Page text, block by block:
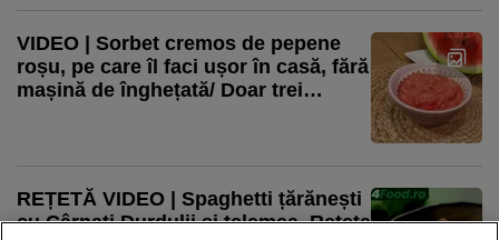
a cererii pentru produse locale
VIDEO | Sorbet cremos de pepene
roșu, pe care îl faci ușor în casă, fără
mașină de înghețată/ Doar trei
REȚETĂ VIDEO | Spaghetti țărănești
cu Cârnați Durdulii și telemea. Rețeta